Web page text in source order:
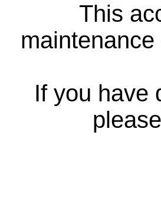
This
If you have